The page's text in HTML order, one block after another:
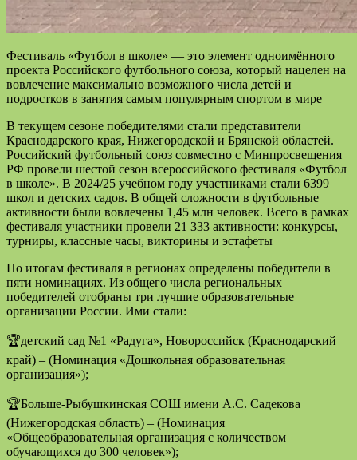
Фестиваль «Футбол в школе» — это элемент одноимённого
проекта Российского футбольного союза, который нацелен на
вовлечение максимально возможного числа детей и
подростков в занятия самым популярным спортом в мире
В текущем сезоне победителями стали представители
Краснодарского края, Нижегородской и Брянской областей.
Российский футбольный союз совместно с Минпросвещения
РФ провели шестой сезон всероссийского фестиваля «Футбол
в школе». В 2024/25 учебном году участниками стали 6399
школ и детских садов. В общей сложности в футбольные
активности были вовлечены 1,45 млн человек. Всего в рамках
фестиваля участники провели 21 333 активности: конкурсы,
турниры, классные часы, викторины и эстафеты
По итогам фестиваля в регионах определены победители в
пяти номинациях. Из общего числа региональных
победителей отобраны три лучшие образовательные
организации России. Ими стали:
🏆детский сад №1 «Радуга», Новороссийск (Краснодарский
край) – (Номинация «Дошкольная образовательная
организация»);
🏆Больше-Рыбушкинская СОШ имени А.С. Садекова
(Нижегородская область) – (Номинация
«Общеобразовательная организация с количеством
обучающихся до 300 человек»);